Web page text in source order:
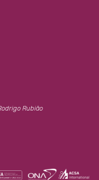
Rubião